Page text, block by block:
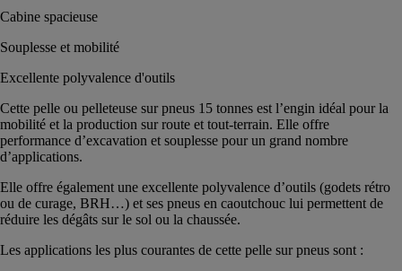
Cabine spacieuse
Souplesse et mobilité
Excellente polyvalence d'outils
Cette pelle ou pelleteuse sur pneus 15 tonnes est l’engin idéal pour la
mobilité et la production sur route et tout-terrain. Elle offre
performance d’excavation et souplesse pour un grand nombre
d’applications.
Elle offre également une excellente polyvalence d’outils (godets rétro
ou de curage, BRH…) et ses pneus en caoutchouc lui permettent de
réduire les dégâts sur le sol ou la chaussée.
Les applications les plus courantes de cette pelle sur pneus sont :